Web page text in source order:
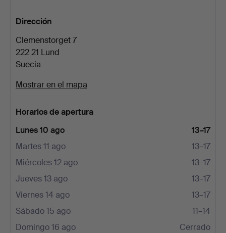
Dirección
Clemenstorget 7
222 21 Lund
Suecia
Mostrar en el mapa
Horarios de apertura
Lunes 10 ago
13–17
Martes 11 ago
13–17
Miércoles 12 ago
13–17
Jueves 13 ago
13–17
Viernes 14 ago
13–17
Sábado 15 ago
11–14
Domingo 16 ago
Cerrado